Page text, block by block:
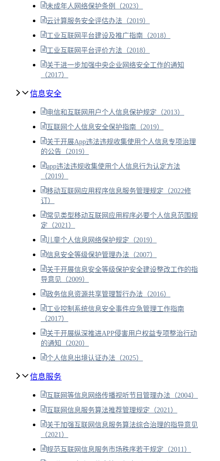
未成年人网络保护条例（2023）
云计算服务安全评估办法（2019）
工业互联网平台建设及推广指南（2018）
工业互联网平台评价方法（2018）
关于进一步加强中央企业网络安全工作的通知
（2017）
信息安全
电信和互联网用户个人信息保护规定（2013）
互联网个人信息安全保护指南（2019）
关于开展App违法违规收集使用个人信息专项治理
的公告（2019）
app违法违规收集使用个人信息行为认定方法
（2019）
移动互联网应用程序信息服务管理规定（2022修
订）
常见类型移动互联网应用程序必要个人信息范围规
定（2021）
儿童个人信息网络保护规定（2019）
信息安全等级保护管理办法（2007）
关于开展信息安全等级保护安全建设整改工作的指
导意见（2009）
政务信息资源共享管理暂行办法（2016）
工业控制系统信息安全事件应急管理工作指南
（2017）
关于开展纵深推进APP侵害用户权益专项整治行动
的通知（2020）
个人信息出境认证办法（2025）
信息服务
互联网等信息网络传播视听节目管理办法（2004）
互联网信息服务算法推荐管理规定（2021）
关于加强互联网信息服务算法综合治理的指导意见
（2021）
规范互联网信息服务市场秩序若干规定（2011）